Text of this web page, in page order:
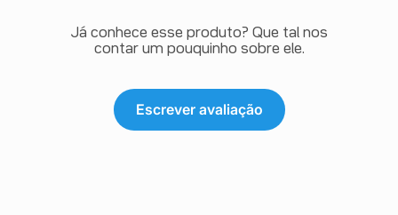
Já conhece esse produto? Que tal nos
contar um pouquinho sobre ele.
Escrever avaliação